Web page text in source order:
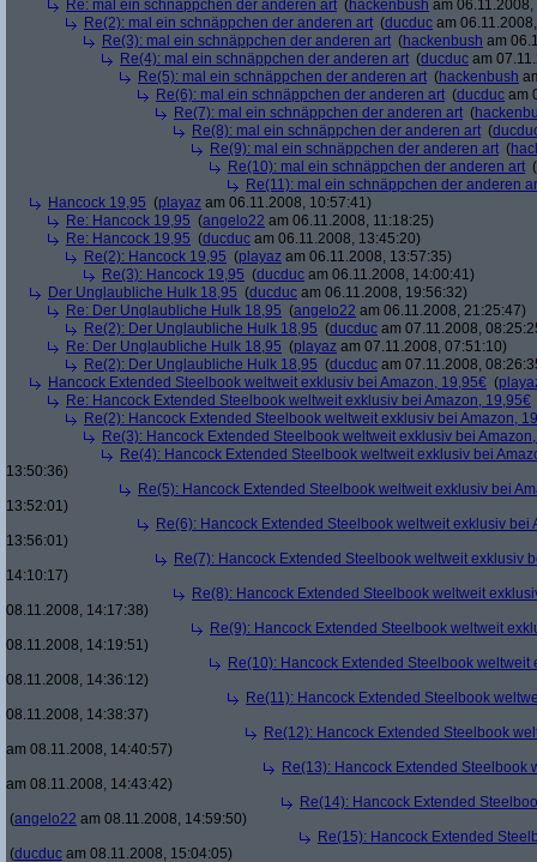
Re: mal ein schnäppchen der anderen art (hackenbush am
Re(2): mal ein schnäppchen der anderen art (ducduc am
Re(3): mal ein schnäppchen der anderen art (hackenbush am
Re(4): mal ein schnäppchen der anderen art (ducduc am
Re(5): mal ein schnäppchen der anderen art (hackenbush
Re(6): mal ein schnäppchen der anderen art (ducduc am
Re(7): mal ein schnäppchen der anderen art (
Re(8): mal ein schnäppchen der anderen art (
Re(9): mal ein schnäppchen der anderen art (
Re(10): mal ein schnäppchen der anderen art (
Re(11): mal ein schnäppchen der anderen
Hancock 19,95 (playaz am 06.11.2008, 10:57:41)
Re: Hancock 19,95 (angelo22 am 06.11.2008, 11:18:25)
Re: Hancock 19,95 (ducduc am 06.11.2008, 13:45:20)
Re(2): Hancock 19,95 (playaz am 06.11.2008, 13:57:35)
Re(3): Hancock 19,95 (ducduc am 06.11.2008, 14:00:41)
Der Unglaubliche Hulk 18,95 (ducduc am 06.11.2008, 19:56:32)
Re: Der Unglaubliche Hulk 18,95 (angelo22 am 06.11.2008, 21:25:47)
Re(2): Der Unglaubliche Hulk 18,95 (ducduc am 07.11.2008,
Re: Der Unglaubliche Hulk 18,95 (playaz am 07.11.2008, 07:51:10)
Re(2): Der Unglaubliche Hulk 18,95 (ducduc am 07.11.2008,
Hancock Extended Steelbook weltweit exklusiv bei Amazon, 19,95€ (
Re: Hancock Extended Steelbook weltweit exklusiv bei Amazon, 19,95€
Re(2): Hancock Extended Steelbook weltweit exklusiv bei Amazon,
Re(3): Hancock Extended Steelbook weltweit exklusiv bei
Re(4): Hancock Extended Steelbook weltweit exklusiv bei
13:50:36)
Re(5): Hancock Extended Steelbook weltweit exklusiv bei
13:52:01)
Re(6): Hancock Extended Steelbook weltweit exklusiv bei
13:56:01)
Re(7): Hancock Extended Steelbook weltweit exklusiv
14:10:17)
Re(8): Hancock Extended Steelbook weltweit
08.11.2008, 14:17:38)
Re(9): Hancock Extended Steelbook weltweit
08.11.2008, 14:19:51)
Re(10): Hancock Extended Steelbook weltweit
08.11.2008, 14:36:12)
Re(11): Hancock Extended Steelbook
08.11.2008, 14:38:37)
Re(12): Hancock Extended Steelbook
am 08.11.2008, 14:40:57)
Re(13): Hancock Extended Steelbook
am 08.11.2008, 14:43:42)
Re(14): Hancock Extended
(angelo22 am 08.11.2008, 14:59:50)
Re(15): Hancock Extended
(ducduc am 08.11.2008, 15:04:05)